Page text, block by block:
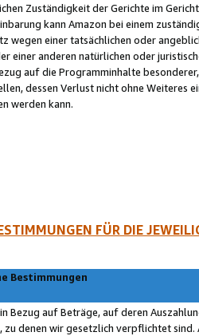
Zuständigkeit der Gerichte im
kann Amazon bei einem
wegen einer tatsächlichen oder
einer anderen natürlichen oder
auf die Programminhalte
dessen Verlust nicht ohne Weiteres
werden kann.
FÜR DIE
Bestimmungen
Bezug auf Beträge, auf deren
zu denen wir gesetzlich verpflichtet